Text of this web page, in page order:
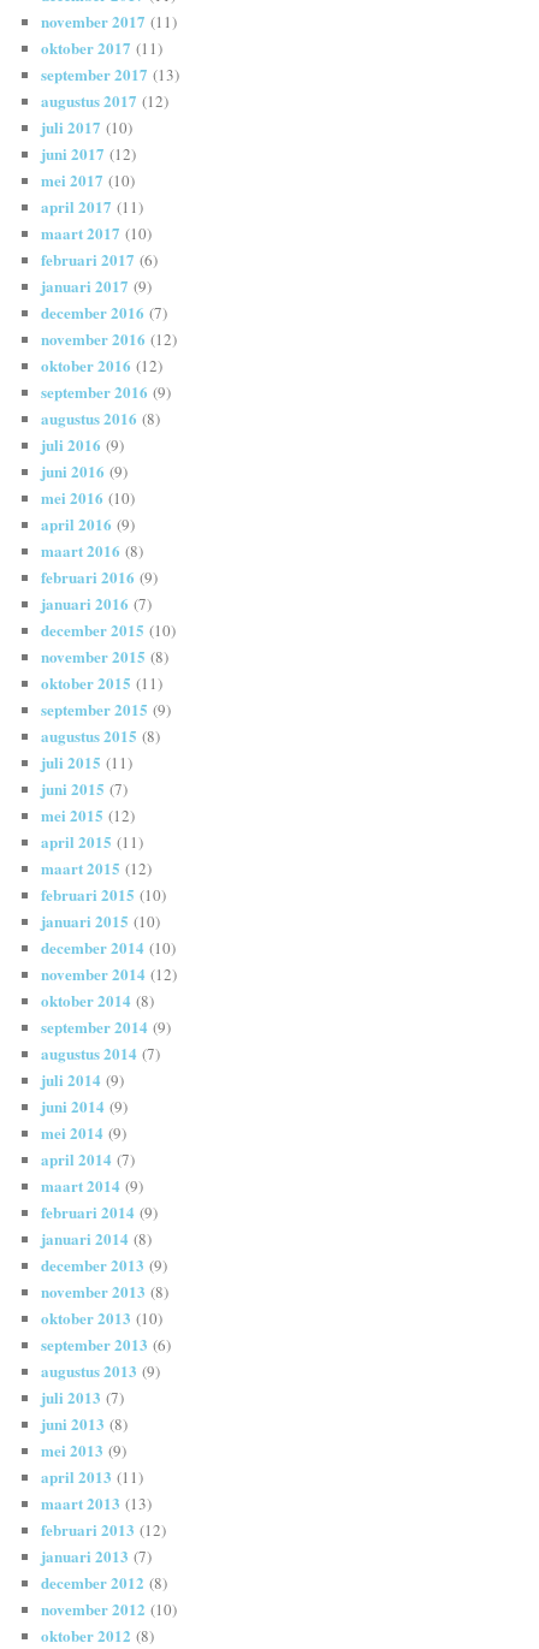
november 2017 (11)
oktober 2017 (11)
september 2017 (13)
augustus 2017 (12)
juli 2017 (10)
juni 2017 (12)
mei 2017 (10)
april 2017 (11)
maart 2017 (10)
februari 2017 (6)
januari 2017 (9)
december 2016 (7)
november 2016 (12)
oktober 2016 (12)
september 2016 (9)
augustus 2016 (8)
juli 2016 (9)
juni 2016 (9)
mei 2016 (10)
april 2016 (9)
maart 2016 (8)
februari 2016 (9)
januari 2016 (7)
december 2015 (10)
november 2015 (8)
oktober 2015 (11)
september 2015 (9)
augustus 2015 (8)
juli 2015 (11)
juni 2015 (7)
mei 2015 (12)
april 2015 (11)
maart 2015 (12)
februari 2015 (10)
januari 2015 (10)
december 2014 (10)
november 2014 (12)
oktober 2014 (8)
september 2014 (9)
augustus 2014 (7)
juli 2014 (9)
juni 2014 (9)
mei 2014 (9)
april 2014 (7)
maart 2014 (9)
februari 2014 (9)
januari 2014 (8)
december 2013 (9)
november 2013 (8)
oktober 2013 (10)
september 2013 (6)
augustus 2013 (9)
juli 2013 (7)
juni 2013 (8)
mei 2013 (9)
april 2013 (11)
maart 2013 (13)
februari 2013 (12)
januari 2013 (7)
december 2012 (8)
november 2012 (10)
oktober 2012 (8)